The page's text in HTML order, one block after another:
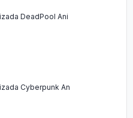
DeadPool Ani
Cyberpunk An